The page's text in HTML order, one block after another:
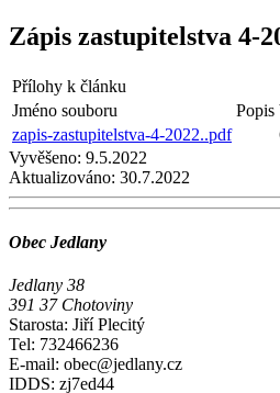
Zápis zastupitelstva 4-
Přílohy k článku
Jméno souboru
Popis
zapis-zastupitelstva-4-2022..pdf
Vyvěšeno: 9.5.2022
Aktualizováno: 30.7.2022
Obec Jedlany
Jedlany 38
391 37 Chotoviny
Starosta: Jiří Plecitý
Tel: 732466236
E-mail: obec@jedlany.cz
IDDS: zj7ed44